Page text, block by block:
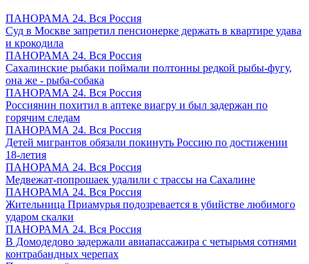
ПАНОРАМА 24. Вся Россия
Суд в Москве запретил пенсионерке держать в квартире удава
и крокодила
ПАНОРАМА 24. Вся Россия
Сахалинские рыбаки поймали полтонны редкой рыбы-фугу,
она же - рыба-собака
ПАНОРАМА 24. Вся Россия
Россиянин похитил в аптеке виагру и был задержан по
горячим следам
ПАНОРАМА 24. Вся Россия
Детей мигрантов обязали покинуть Россию по достижении
18-летия
ПАНОРАМА 24. Вся Россия
Медвежат-попрошаек удалили с трассы на Сахалине
ПАНОРАМА 24. Вся Россия
Жительница Приамурья подозревается в убийстве любимого
ударом скалки
ПАНОРАМА 24. Вся Россия
В Домодедово задержали авиапассажира с четырьмя сотнями
контрабандных черепах